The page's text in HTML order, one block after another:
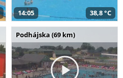
14:05 38,8 °C
Podhájska (69 km)